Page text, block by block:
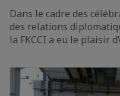
Dans le cadre des
des relations
la FKCCI a eu le plaisir